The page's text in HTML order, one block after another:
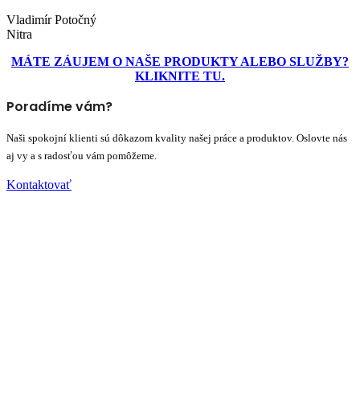
Vladimír Potočný
Nitra
MÁTE ZÁUJEM O NAŠE PRODUKTY ALEBO SLUŽBY?
KLIKNITE TU.
Poradíme vám?
Naši spokojní klienti sú dôkazom kvality našej práce a produktov. Oslovte nás
aj vy a s radosťou vám pomôžeme.
Kontaktovať